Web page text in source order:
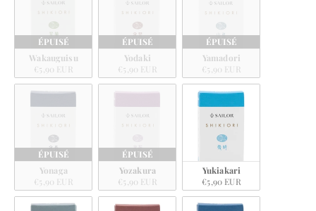
ÉPUISÉ
Wakauguisu
€5,90 EUR
ÉPUISÉ
Yodaki
€5,90 EUR
ÉPUISÉ
Yamadori
€5,90 EUR
ÉPUISÉ
Yonaga
€5,90 EUR
ÉPUISÉ
Yozakura
€5,90 EUR
Yukiakari
€5,90 EUR